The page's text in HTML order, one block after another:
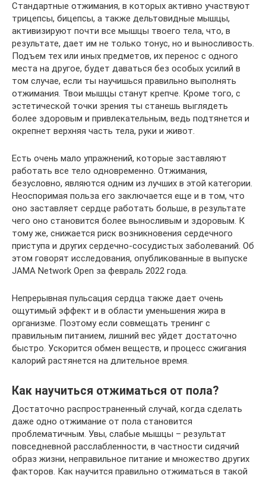
Стандартные отжимания, в которых активно участвуют
трицепсы, бицепсы, а также дельтовидные мышцы,
активизируют почти все мышцы твоего тела, что, в
результате, дает им не только тонус, но и выносливость.
Подъем тех или иных предметов, их перенос с одного
места на другое, будет даваться без особых усилий в
том случае, если ты научишься правильно выполнять
отжимания. Твои мышцы станут крепче. Кроме того, с
эстетической точки зрения ты станешь выглядеть
более здоровым и привлекательным, ведь подтянется и
окрепнет верхняя часть тела, руки и живот.
Есть очень мало упражнений, которые заставляют
работать все тело одновременно. Отжимания,
безусловно, являются одним из лучших в этой категории.
Неоспоримая польза его заключается еще и в том, что
оно заставляет сердце работать больше, в результате
чего оно становится более выносливым и здоровым. К
тому же, снижается риск возникновения сердечного
приступа и других сердечно-сосудистых заболеваний. Об
этом говорят исследования, опубликованные в выпуске
JAMA Network Open за февраль 2022 года.
Непрерывная пульсация сердца также дает очень
ощутимый эффект и в области уменьшения жира в
организме. Поэтому если совмещать тренинг с
правильным питанием, лишний вес уйдет достаточно
быстро. Ускорится обмен веществ, и процесс сжигания
калорий растянется на длительное время.
Как научиться отжиматься от пола?
Достаточно распространенный случай, когда сделать
даже одно отжимание от пола становится
проблематичным. Увы, слабые мышцы – результат
повседневной расслабленности, в частности сидячий
образ жизни, неправильное питание и множество других
факторов. Как научится правильно отжиматься в такой